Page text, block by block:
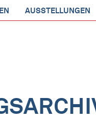
AUSSTELLUNGEN